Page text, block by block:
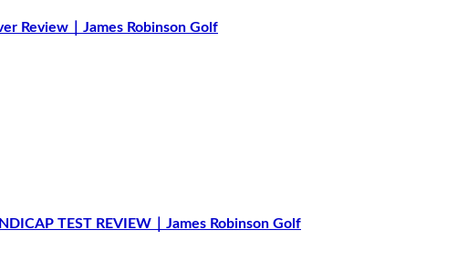
Review｜James Robinson Golf
TEST REVIEW｜James Robinson Golf